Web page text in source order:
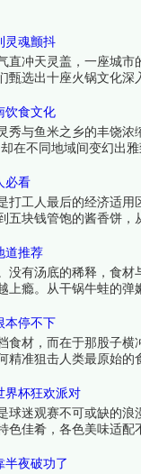
灵魂颤抖
直冲天灵盖，一座城
选出十座火锅文化
魂颤抖的极致美味
的锅里，煮着自己
饮食文化
秀与鱼米之乡的丰饶
在不同地域间变幻出
肴交织，让饮食升华
必看
打工人最后的经济适
块钱管饱的酱香饼，
和写字楼的背面巷
道推荐
没有汤底的稀释，食
瘾。从干锅牛蛙的
，在这个干锅飘香
本停不下
食材，而在于那股子
精准狙击人类最原始
里说着“最后一口”
单吧！
界杯狂欢派对
球迷观赛不可或缺的
佳肴，各色美味适
半夜破功了